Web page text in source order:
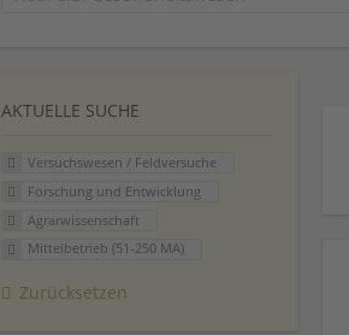
AKTUELLE SUCHE
Versuchswesen / Feldversuche
Forschung und Entwicklung
Agrarwissenschaft
Mittelbetrieb (51-250 MA)
Zurücksetzen